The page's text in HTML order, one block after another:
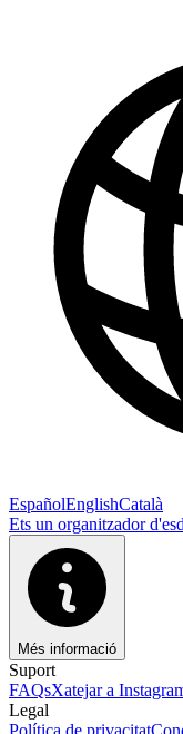
EspañolEnglishCatalà
Ets un organitzador
Més informació
Suport
FAQsXatejar a
Legal
Política de privacitat